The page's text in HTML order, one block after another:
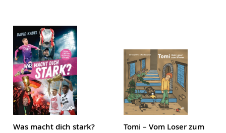
Was macht dich stark?
Tomi – Vom Loser zum